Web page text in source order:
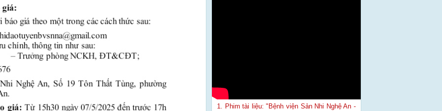
1. Phim tài liệu: "Bệnh viện Sản Nhi Nghệ An -